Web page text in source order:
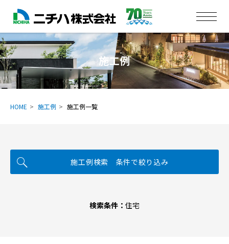
施工例
HOME 施工例 施工例一覧
施工例検索 条件で絞り込み
検索条件： 住宅